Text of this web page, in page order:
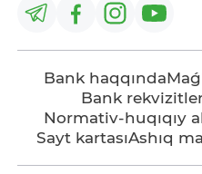
Bank haqqında
Bank
Normativ-huqıqıy
Sayt kartasıAshıq